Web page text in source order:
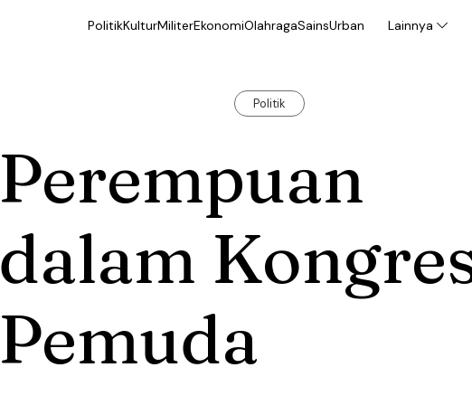
PolitikKulturMiliterEkonomiOlahragaSainsUrban Lainnya
Politik
Perempuan
dalam
Pemuda